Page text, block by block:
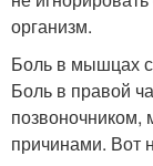
организм.
Боль в мышцах
Боль в правой
позвоночником,
причинами. Вот